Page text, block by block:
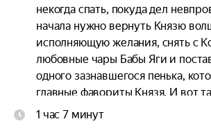
некогда спать, покуда дел
начала нужно вернуть Князю
исполняющую желания, снять с
любовные чары Бабы Яги и
одного зазнавшегося пенька,
главные фавориты Князя. И вот
без отдыха и сна несут они на
1 час 7 минут